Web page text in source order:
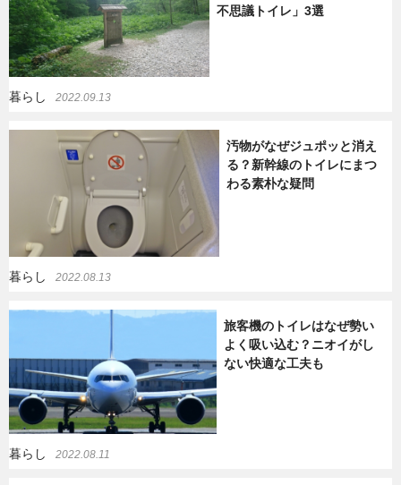
不思議トイレ」3選
暮らし 2022.09.13
汚物がなぜジュポッと消え
る？新幹線のトイレにまつ
わる素朴な疑問
暮らし 2022.08.13
旅客機のトイレはなぜ勢い
よく吸い込む？ニオイがし
ない快適な工夫も
暮らし 2022.08.11